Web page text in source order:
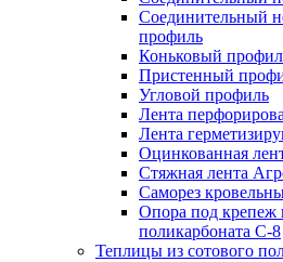
Соединительный
профиль
Коньковый
Пристенный
Угловой профиль
Лента
Лента
Оцинкованная
Стяжная лента
Саморез
Опора под крепеж
поликарбоната С-8
Теплицы из сотового